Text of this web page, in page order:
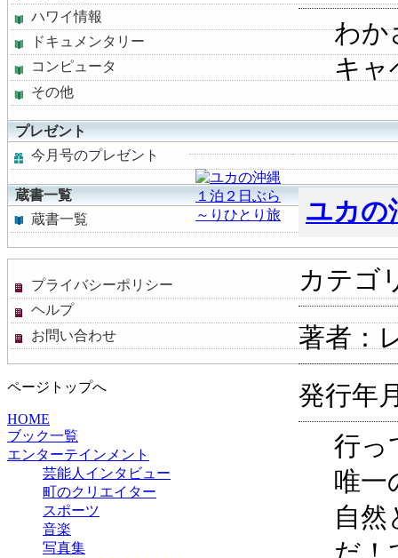
わか
キャ
ユカの
カテゴ
著者：
発行年
行っ
唯一
自然
ハワイ情報
ドキュメンタリー
コンピュータ
その他
プレゼント
今月号のプレゼント
蔵書一覧
蔵書一覧
プライバシーポリシー
ヘルプ
お問い合わせ
ページトップへ
HOME
ブック一覧
エンターテインメント
芸能人インタビュー
町のクリエイター
スポーツ
音楽
写真集